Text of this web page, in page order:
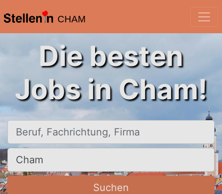
CHAM
Die besten
Jobs in Cham!
Beruf, Fachrichtung, Firma
Ort, Stadt
Suchen